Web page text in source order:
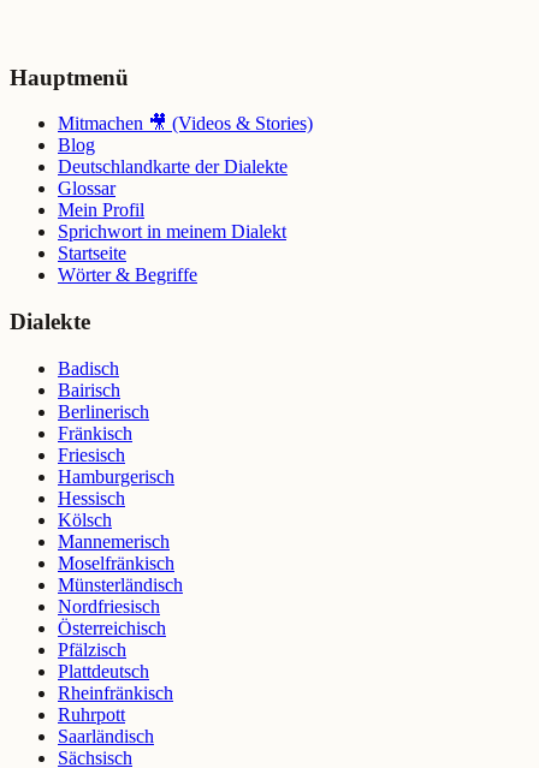
Hauptmenü
Mitmachen 🎥 (Videos & Stories)
Blog
Deutschlandkarte der Dialekte
Glossar
Mein Profil
Sprichwort in meinem Dialekt
Startseite
Wörter & Begriffe
Dialekte
Badisch
Bairisch
Berlinerisch
Fränkisch
Friesisch
Hamburgerisch
Hessisch
Kölsch
Mannemerisch
Moselfränkisch
Münsterländisch
Nordfriesisch
Österreichisch
Pfälzisch
Plattdeutsch
Rheinfränkisch
Ruhrpott
Saarländisch
Sächsisch